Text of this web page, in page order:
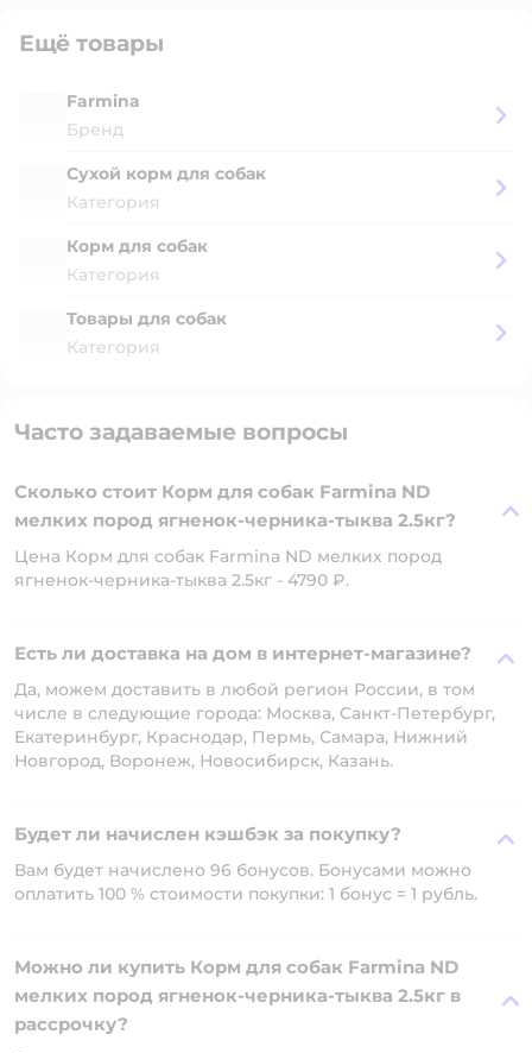
Ещё товары
Farmina
Бренд
Сухой корм для собак
Категория
Корм для собак
Категория
Товары для собак
Категория
Часто задаваемые вопросы
Сколько стоит Корм для собак Farmina ND
мелких пород ягненок-черника-тыква 2.5кг?
Цена Корм для собак Farmina ND мелких пород
ягненок-черника-тыква 2.5кг - 4790 ₽.
Есть ли доставка на дом в интернет-магазине?
Да, можем доставить в любой регион России, в том
числе в следующие города: Москва, Санкт-Петербург,
Екатеринбург, Краснодар, Пермь, Самара, Нижний
Новгород, Воронеж, Новосибирск, Казань.
Будет ли начислен кэшбэк за покупку?
Вам будет начислено 96 бонусов. Бонусами можно
оплатить 100 % стоимости покупки: 1 бонус = 1 рубль.
Можно ли купить Корм для собак Farmina ND
мелких пород ягненок-черника-тыква 2.5кг в
рассрочку?